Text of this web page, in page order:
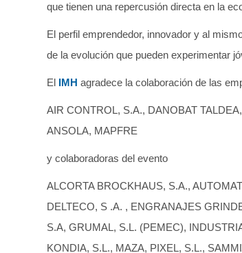
que tienen una repercusión directa en la
El perfil emprendedor, innovador y al
de la evolución que pueden experimentar
El IMH agradece la colaboración de las
AIR CONTROL, S.A., DANOBAT
ANSOLA, MAPFRE
y colaboradoras del evento
ALCORTA BROCKHAUS, S.A.,
DELTECO, S .A. , ENGRANAJES
S.A, GRUMAL, S.L. (PEMEC),
KONDIA, S.L., MAZA, PIXEL, S.L.,